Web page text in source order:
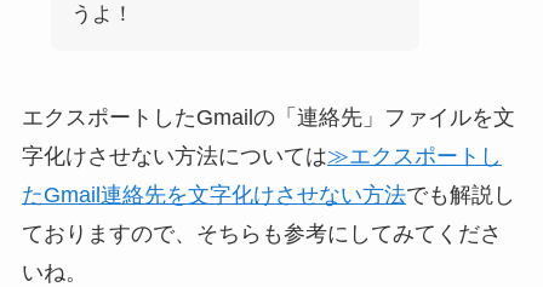
うよ！
エクスポートしたGmailの「連絡先」ファイルを文
字化けさせない方法については≫エクスポートし
たGmail連絡先を文字化けさせない方法でも解説し
ておりますので、そちらも参考にしてみてくださ
いね。